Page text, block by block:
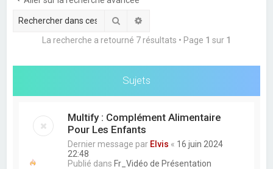
Rechercher
La recherche a retourné 7 résultats • Page 1 sur 1
Sujets
Multify : Complément Alimentaire
Pour Les Enfants
Dernier message par Elvis « 16 juin 2024
22:48
Publié dansFr_Vidéo de Présentation